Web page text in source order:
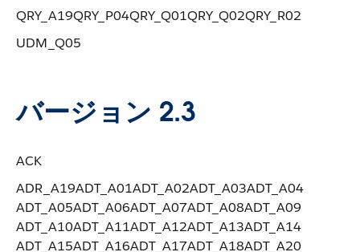
QRY_A19​ ​QRY_P04​ ​QRY_Q01​ ​QRY_Q02​ ​QRY_R02
UDM_Q05
バージョン 2.3
ACK
ADR_A19​ ​ADT_A01​ ​ADT_A02​ ​ADT_A03​ ​ADT_A04​ ​
ADT_A05​ ​ADT_A06​ ​ADT_A07​ ​ADT_A08​ ​ADT_A09​ ​
ADT_A10​ ​ADT_A11​ ​ADT_A12​ ​ADT_A13​ ​ADT_A14​ ​
ADT_A15​ ​ADT_A16​ ​ADT_A17​ ​ADT_A18​ ​ADT_A20​ ​